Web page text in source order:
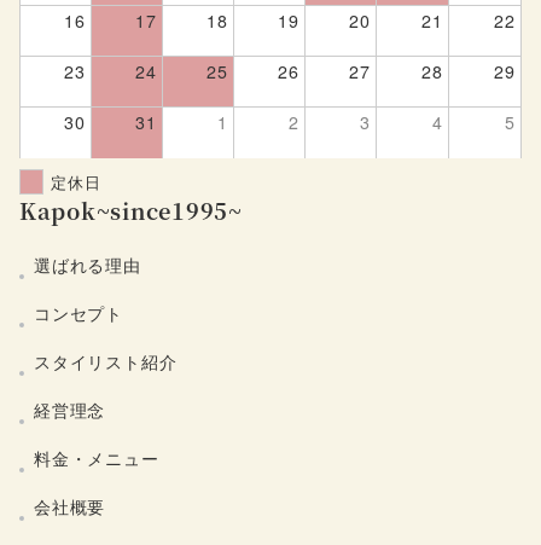
16 17 18 19 20 21 22
23 24 25 26 27 28 29
30 31 1 2 3 4 5
定休日
Kapok~since1995~
選ばれる理由
コンセプト
スタイリスト紹介
経営理念
料金・メニュー
会社概要